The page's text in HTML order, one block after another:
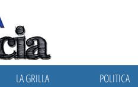
LA GRILLA POLITICA